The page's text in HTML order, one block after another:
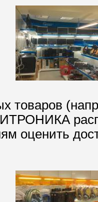
товаров
оценить